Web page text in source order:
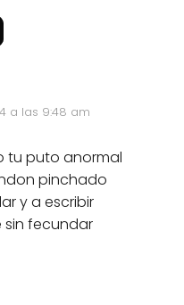
a las 9:48 am
tu puto anormal
pinchado
y a escribir
fecundar